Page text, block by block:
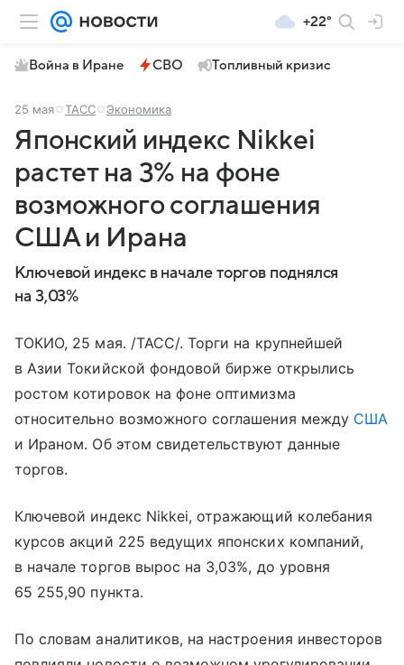
+22°
Война в Иране СВО Топливный кризис
25 мая ТАСС Экономика
Японский индекс Nikkei
растет на 3% на фоне
возможного соглашения
США и Ирана
Ключевой индекс в начале торгов поднялся
на 3,03%
ТОКИО, 25 мая. /ТАСС/. Торги на крупнейшей
в Азии Токийской фондовой бирже открылись
ростом котировок на фоне оптимизма
относительно возможного соглашения между США
и Ираном. Об этом свидетельствуют данные
торгов.
Ключевой индекс Nikkei, отражающий колебания
курсов акций 225 ведущих японских компаний,
в начале торгов вырос на 3,03%, до уровня
65 255,90 пункта.
По словам аналитиков, на настроения инвесторов